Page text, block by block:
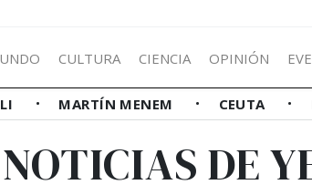
CULTURA CIENCIA OPINIÓN
MARTÍN MENEM CEUTA
NOTICIAS DE